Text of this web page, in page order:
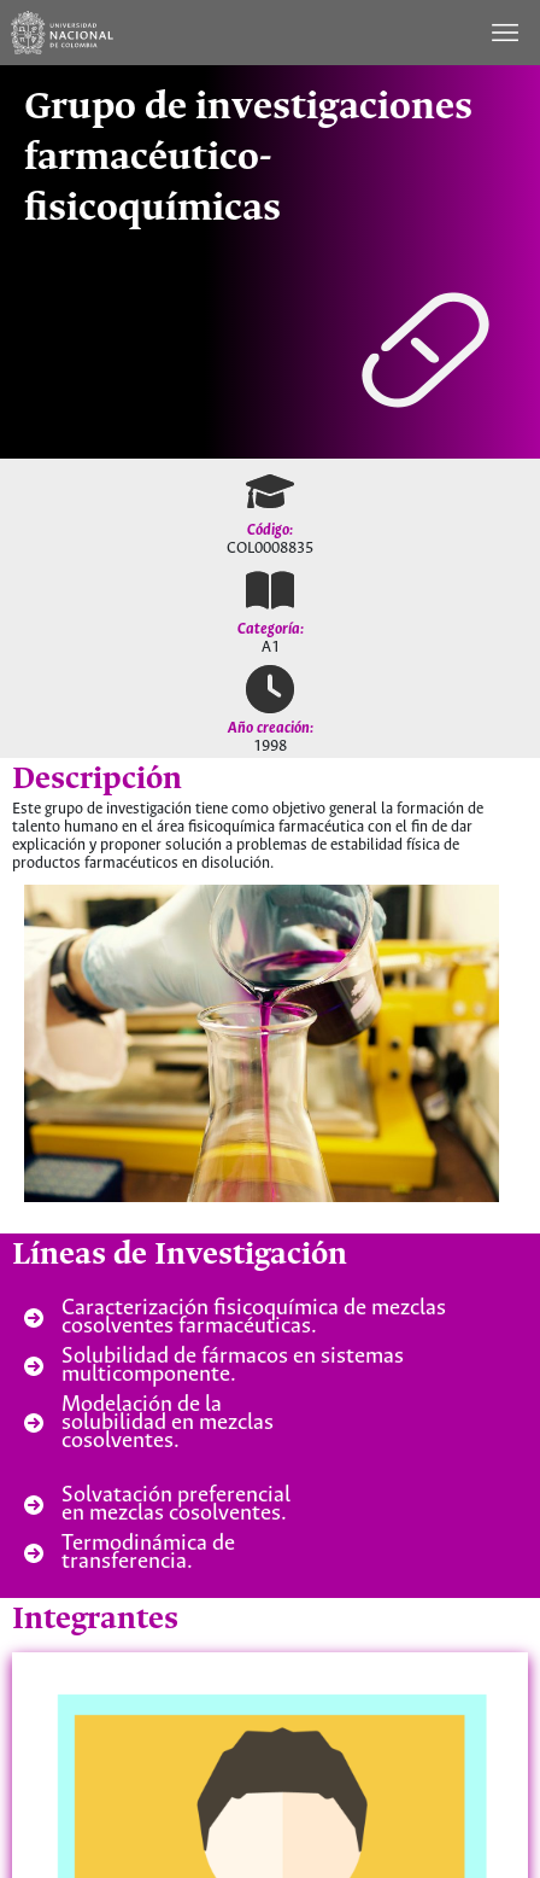
Saltar
contenido
Grupo de investigaciones
farmacéutico-
fisicoquímicas
Código:
COL0008835
Categoría:
A1
Año creación:
1998
Descripción
Este grupo de investigación tiene como objetivo general la formación de
talento humano en el área fisicoquímica farmacéutica con el fin de dar
explicación y proponer solución a problemas de estabilidad física de
productos farmacéuticos en disolución.
Líneas de Investigación
Caracterización fisicoquímica de mezclas
cosolventes farmacéuticas.
Solubilidad de fármacos en sistemas
multicomponente.
Modelación de la
solubilidad en mezclas
cosolventes.
Solvatación preferencial
en mezclas cosolventes.
Termodinámica de
transferencia.
Integrantes